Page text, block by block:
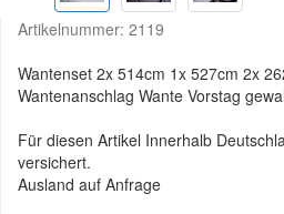
Artikelnummer: 2119
Wantenset 2x 514cm 1x 527cm 2x
Wantenanschlag Wante Vorstag
Für diesen Artikel Innerhalb
versichert.
Ausland auf Anfrage